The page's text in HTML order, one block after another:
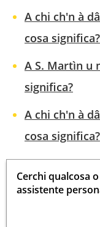
A chi ch'n à
cosa significa?
A S. Martìn u
significa?
A chi ch'n à
cosa significa?
Cerchi qualcosa
assistente